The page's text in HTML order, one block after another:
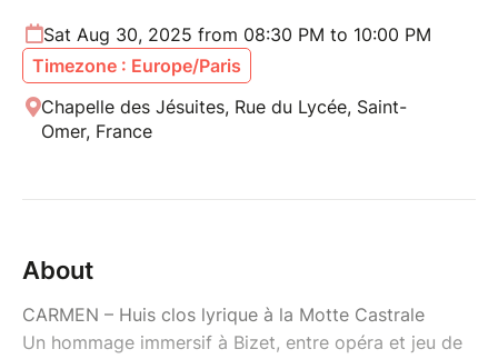
Sat Aug 30, 2025 from 08:30 PM to 10:00 PM
Timezone : Europe/Paris
Chapelle des Jésuites, Rue du Lycée, Saint-
Omer, France
About
CARMEN – Huis clos lyrique à la Motte Castrale
Un hommage immersif à Bizet, entre opéra et jeu de